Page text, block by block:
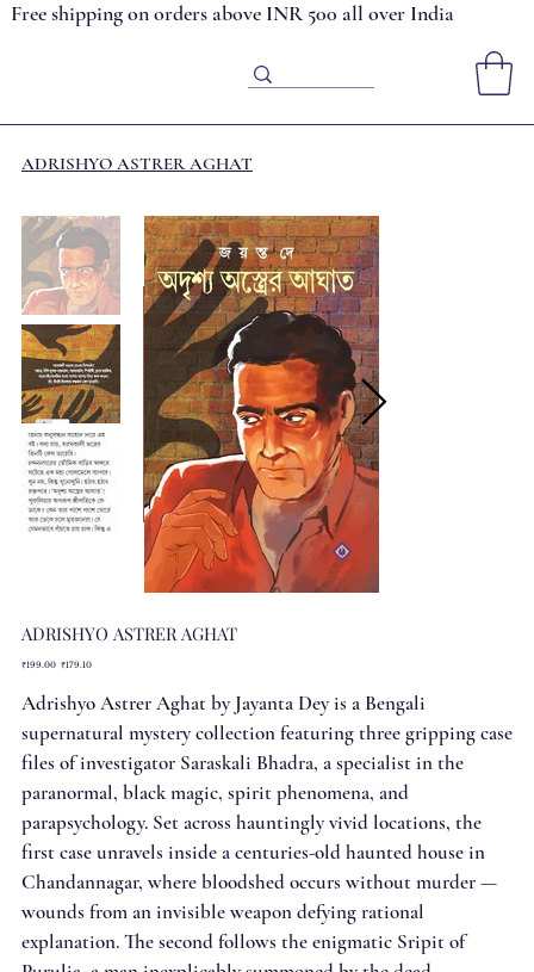
Free shipping on orders above INR 500 all over India
ADRISHYO ASTRER AGHAT
ADRISHYO ASTRER AGHAT
Original
₹199.00 Sale
₹179.10
Adrishyo Astrer Aghat by Jayanta Dey is a Bengali
supernatural mystery collection featuring three gripping case
files of investigator Saraskali Bhadra, a specialist in the
paranormal, black magic, spirit phenomena, and
parapsychology. Set across hauntingly vivid locations, the
first case unravels inside a centuries-old haunted house in
Chandannagar, where bloodshed occurs without murder —
wounds from an invisible weapon defying rational
explanation. The second follows the enigmatic Sripit of